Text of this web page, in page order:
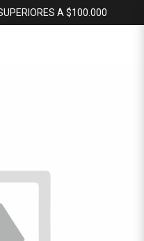
A $100.000